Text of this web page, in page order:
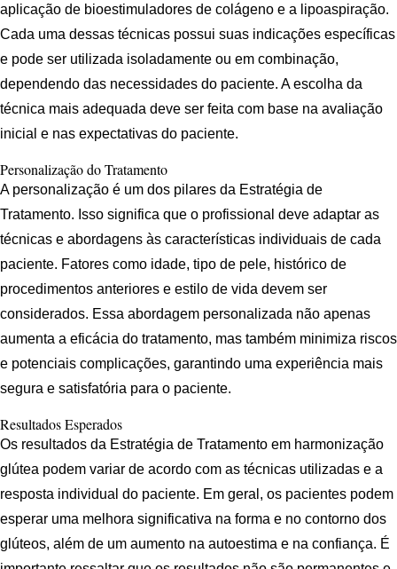
aplicação de bioestimuladores de colágeno e a lipoaspiração.
Cada uma dessas técnicas possui suas indicações específicas
e pode ser utilizada isoladamente ou em combinação,
dependendo das necessidades do paciente. A escolha da
técnica mais adequada deve ser feita com base na avaliação
inicial e nas expectativas do paciente.
Personalização do Tratamento
A personalização é um dos pilares da Estratégia de
Tratamento. Isso significa que o profissional deve adaptar as
técnicas e abordagens às características individuais de cada
paciente. Fatores como idade, tipo de pele, histórico de
procedimentos anteriores e estilo de vida devem ser
considerados. Essa abordagem personalizada não apenas
aumenta a eficácia do tratamento, mas também minimiza riscos
e potenciais complicações, garantindo uma experiência mais
segura e satisfatória para o paciente.
Resultados Esperados
Os resultados da Estratégia de Tratamento em harmonização
glútea podem variar de acordo com as técnicas utilizadas e a
resposta individual do paciente. Em geral, os pacientes podem
esperar uma melhora significativa na forma e no contorno dos
glúteos, além de um aumento na autoestima e na confiança. É